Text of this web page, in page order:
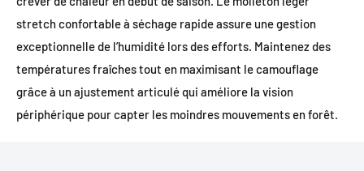
stretch confortable à séchage rapide assure une gestion
exceptionnelle de l’humidité lors des efforts. Maintenez des
températures fraîches tout en maximisant le camouflage
grâce à un ajustement articulé qui améliore la vision
périphérique pour capter les moindres mouvements en forêt.